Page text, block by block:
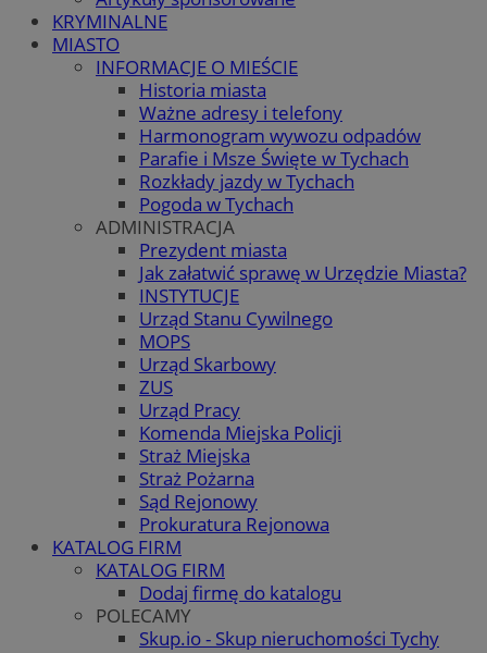
KRYMINALNE
MIASTO
INFORMACJE O MIEŚCIE
Historia miasta
Ważne adresy i telefony
Harmonogram wywozu odpadów
Parafie i Msze Święte w Tychach
Rozkłady jazdy w Tychach
Pogoda w Tychach
ADMINISTRACJA
Prezydent miasta
Jak załatwić sprawę w Urzędzie Miasta?
INSTYTUCJE
Urząd Stanu Cywilnego
MOPS
Urząd Skarbowy
ZUS
Urząd Pracy
Komenda Miejska Policji
Straż Miejska
Straż Pożarna
Sąd Rejonowy
Prokuratura Rejonowa
KATALOG FIRM
KATALOG FIRM
Dodaj firmę do katalogu
POLECAMY
Skup.io - Skup nieruchomości Tychy